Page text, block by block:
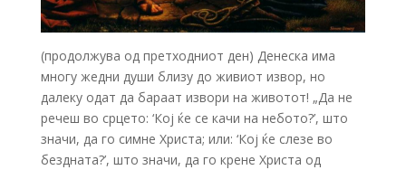
(продолжува од претходниот ден) Денеска има
многу жедни души близу до живиот извор, но
далеку одат да бараат извори на животот! „Да не
речеш во срцето: ‘Кој ќе се качи на небото?’, што
значи, да го симне Христа; или: ‘Кој ќе слезе во
бездната?’, што значи, да го крене Христа од